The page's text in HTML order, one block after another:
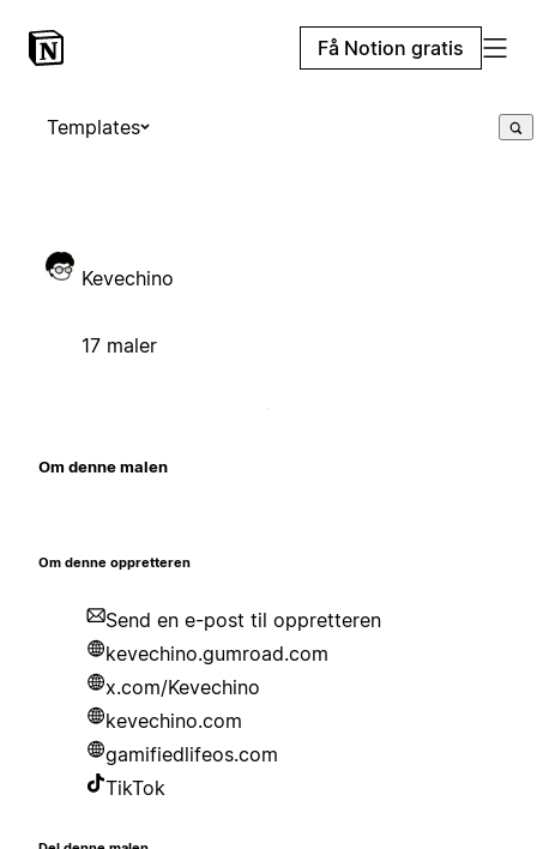
Få Notion gratis
Templates
Kevechino
17 maler
Om denne malen
Om denne oppretteren
Send en e-post til oppretteren
kevechino.gumroad.com
x.com/Kevechino
kevechino.com
gamifiedlifeos.com
TikTok